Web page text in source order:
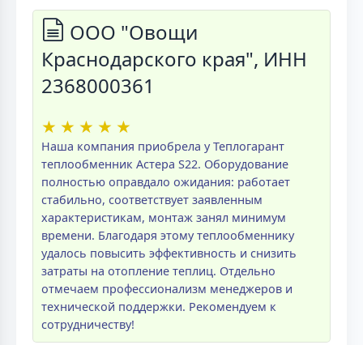
ООО "Овощи
Краснодарского края", ИНН
2368000361
★ ★ ★ ★ ★
Наша компания приобрела у Теплогарант
теплообменник Астера S22. Оборудование
полностью оправдало ожидания: работает
стабильно, соответствует заявленным
характеристикам, монтаж занял минимум
времени. Благодаря этому теплообменнику
удалось повысить эффективность и снизить
затраты на отопление теплиц. Отдельно
отмечаем профессионализм менеджеров и
технической поддержки. Рекомендуем к
сотрудничеству!